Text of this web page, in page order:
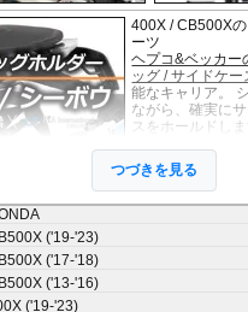
400X / CB500X
ーツ
ヘプコ&ベッカー
ッグ / サイドケー
能なキャリア。
ながら、確実に
スをホールドし
計品。高耐久パ
(ケース、バッグの自重を除く)
別売です。こちらからお求め下さい
置を 50mm 前方または後方、30mm
ション)もあります。
つづきを見る
('19-'23)
('17-'18)
('13-'16)
('19-'23)